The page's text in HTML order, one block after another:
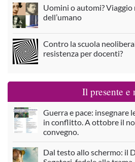
Uomini o automi?
dell’umano
Contro la scuola
resistenza per docenti?
Il presente e
Guerra e pace: insegnare
in conflitto. A ottobre il
convegno.
Dal testo allo schermo: il